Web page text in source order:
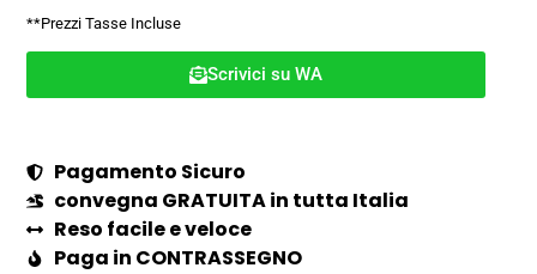
**Prezzi Tasse Incluse
Scrivici su WA
Pagamento Sicuro
convegna GRATUITA in tutta Italia
Reso facile e veloce
Paga in CONTRASSEGNO